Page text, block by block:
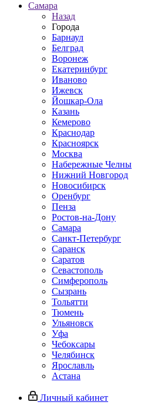
Самара
Назад
Города
Барнаул
Белград
Воронеж
Екатеринбург
Иваново
Ижевск
Йошкар-Ола
Казань
Кемерово
Краснодар
Красноярск
Москва
Набережные Челны
Нижний Новгород
Новосибирск
Оренбург
Пенза
Ростов-на-Дону
Самара
Санкт-Петербург
Саранск
Саратов
Севастополь
Симферополь
Сызрань
Тольятти
Тюмень
Ульяновск
Уфа
Чебоксары
Челябинск
Ярославль
Астана
Личный кабинет